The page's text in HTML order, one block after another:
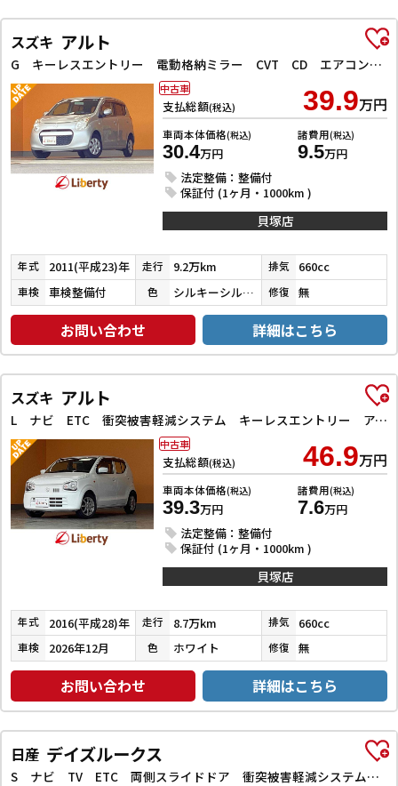
スズキ アルト
G キーレスエントリー 電動格納ミラー CVT CD エアコン パワーステアリング パワーウィンドウ 運転席エアバッグ 助手席エアバッグ
支払総額(税込) 39.9万円
車両本体価格(税込)
30.4万円
諸費用(税込)
9.5万円
法定整備：整備付
保証付 (1ヶ月・1000km )
中古車
貝塚店
年式 2011(平成23)年 走行 9.2万km 排気 660cc
車検 車検整備付 色 シルキーシルバーメタリック 修復 無
お問い合わせ 詳細はこちら
スズキ アルト
L ナビ ETC 衝突被害軽減システム キーレスエントリー アイドリングストップ 電動格納ミラー シートヒーター CVT ESC CD ミュージックプレイヤー接続可 アルミホイール エアコン
支払総額(税込) 46.9万円
車両本体価格(税込)
39.3万円
諸費用(税込)
7.6万円
法定整備：整備付
保証付 (1ヶ月・1000km )
中古車
貝塚店
年式 2016(平成28)年 走行 8.7万km 排気 660cc
車検 2026年12月 色 ホワイト 修復 無
お問い合わせ 詳細はこちら
日産 デイズルークス
S ナビ TV ETC 両側スライドドア 衝突被害軽減システム アイドリングストップ 電動格納ミラー ベンチシート CVT ESC CD Bluetooth エアコン パワーウィンドウ 運転席エアバッグ